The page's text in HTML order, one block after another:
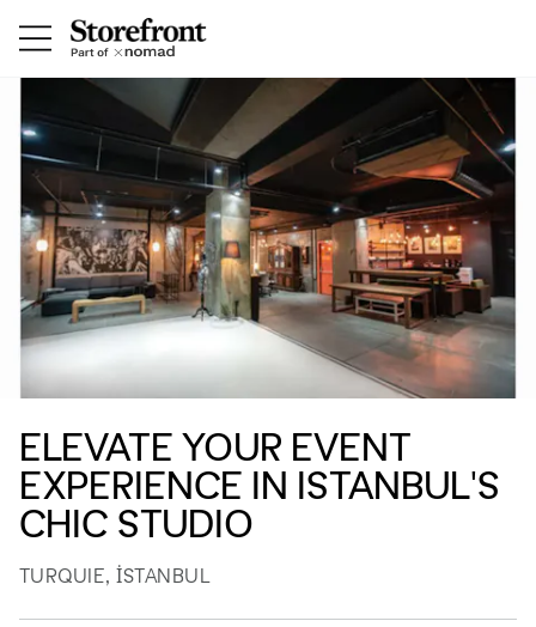
ELEVATE YOUR EVENT
EXPERIENCE IN ISTANBUL'S
CHIC STUDIO
TURQUIE, İSTANBUL